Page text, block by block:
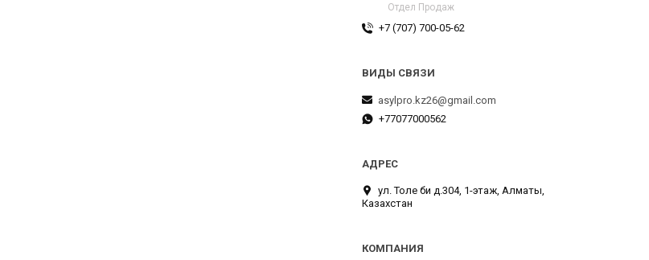
Отдел Продаж
+7 (707) 700-05-62
asylpro.kz26@gmail.com
+77077000562
ул. Толе би д.304, 1-этаж, Алматы,
Казахстан